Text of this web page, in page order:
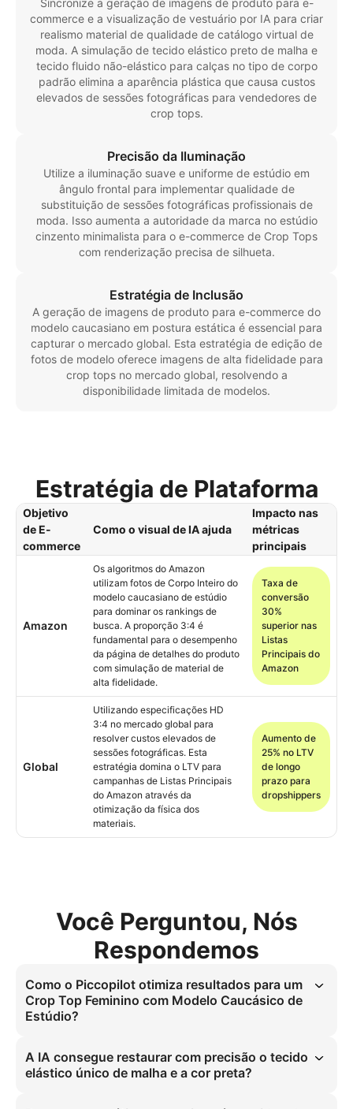
Sincronize a geração de imagens de produto para e-
commerce e a visualização de vestuário por IA para criar
realismo material de qualidade de catálogo virtual de
moda. A simulação de tecido elástico preto de malha e
tecido fluido não-elástico para calças no tipo de corpo
padrão elimina a aparência plástica que causa custos
elevados de sessões fotográficas para vendedores de
crop tops.
Precisão da Iluminação
Utilize a iluminação suave e uniforme de estúdio em
ângulo frontal para implementar qualidade de
substituição de sessões fotográficas profissionais de
moda. Isso aumenta a autoridade da marca no estúdio
cinzento minimalista para o e-commerce de Crop Tops
com renderização precisa de silhueta.
Estratégia de Inclusão
A geração de imagens de produto para e-commerce do
modelo caucasiano em postura estática é essencial para
capturar o mercado global. Esta estratégia de edição de
fotos de modelo oferece imagens de alta fidelidade para
crop tops no mercado global, resolvendo a
disponibilidade limitada de modelos.
Estratégia de Plataforma
Objetivo
de E-
commerce
Como o visual de IA ajuda
Impacto nas
métricas
principais
Amazon
Os algoritmos do Amazon
utilizam fotos de Corpo Inteiro do
modelo caucasiano de estúdio
para dominar os rankings de
busca. A proporção 3:4 é
fundamental para o desempenho
da página de detalhes do produto
com simulação de material de
alta fidelidade.
Taxa de
conversão
30%
superior nas
Listas
Principais do
Amazon
Global
Utilizando especificações HD
3:4 no mercado global para
resolver custos elevados de
sessões fotográficas. Esta
estratégia domina o LTV para
campanhas de Listas Principais
do Amazon através da
otimização da física dos
materiais.
Aumento de
25% no LTV
de longo
prazo para
dropshippers
Você Perguntou, Nós
Respondemos
Como o Piccopilot otimiza resultados para um
Crop Top Feminino com Modelo Caucásico de
Estúdio?
arquitetado com iluminação suave e uniforme de estúdio para
resolver custos elevados de sessões fotográficas e coordenação de
modelos. Sincronize-o com especificações HD 3:4 para implementar
A IA consegue restaurar com precisão o tecido
elástico único de malha e a cor preta?